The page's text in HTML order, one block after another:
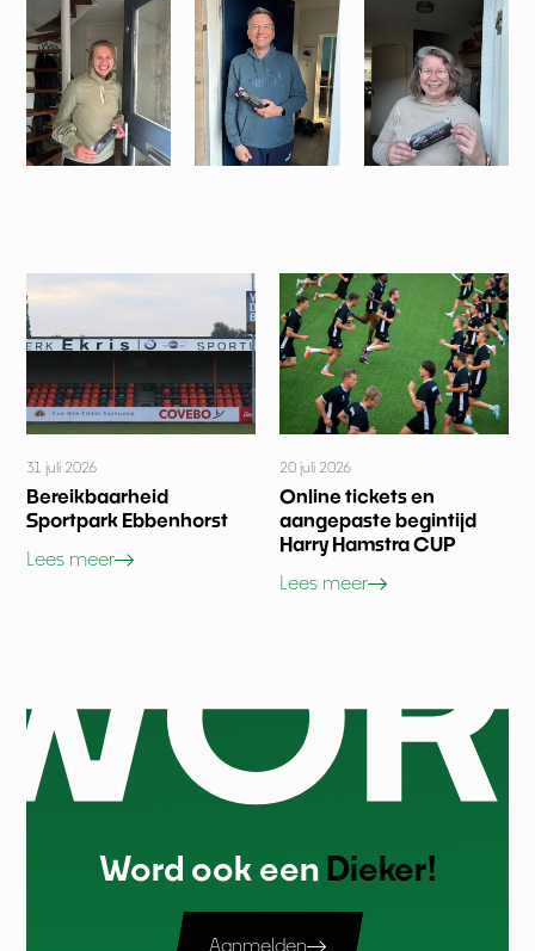
31 juli 2026
Bereikbaarheid
Sportpark Ebbenhorst
Lees meer
20 juli 2026
Online tickets en
aangepaste begintijd
Harry Hamstra CUP
Lees meer
Word ook een Dieker!
Aanmelden